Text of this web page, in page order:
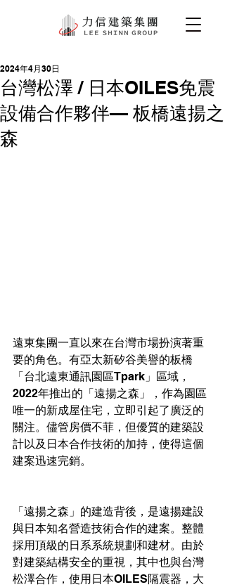
台灣松澤 / 日本OILES免震
設備合作夥伴— 板橋遠揚之
森
2024年4月30日
遠東集團一直以來在台灣市場扮演著重
要的角色。有亞太新矽谷美譽的板橋
「台北遠東通訊園區Tpark」區域，
2022年推出的「遠揚之森」，作為園區
唯一的新成屋住宅，立即引起了廣泛的
關注。儘管房價不菲，但優質的建築設
計以及日本合作技術的加持，使得這個
建案迅速完銷。
「遠揚之森」的建造背後，是遠揚建設
與日本知名營造技術合作的建案。整體
採用頂級的日系系統規劃和建材。由於
對建築結構安全的重視，其中也與台灣
松澤合作，使用日本OILES隔震器，大